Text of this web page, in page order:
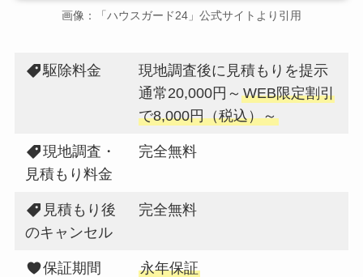
画像：「ハウスガード24」公式サイトより引用
駆除料金
現地調査後に見積もりを提示
通常20,000円～WEB限定割引
で8,000円（税込）～
現地調査・
見積もり料金
完全無料
見積もり後
のキャンセル
完全無料
保証期間 永年保証